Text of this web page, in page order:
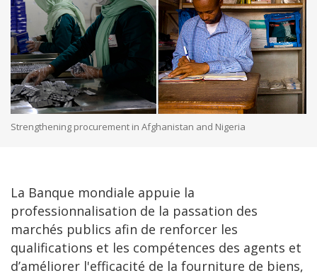
Strengthening procurement in Afghanistan and Nigeria
La Banque mondiale appuie la
professionnalisation de la passation des
marchés publics afin de renforcer les
qualifications et les compétences des agents et
d’améliorer l'efficacité de la fourniture de biens,